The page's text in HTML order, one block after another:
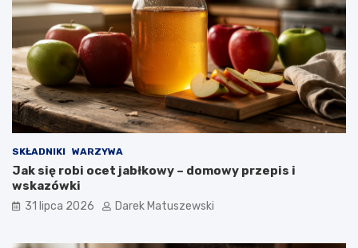
SKŁADNIKI WARZYWA
Jak się robi ocet jabłkowy – domowy przepis i
wskazówki
31 lipca 2026 Darek Matuszewski